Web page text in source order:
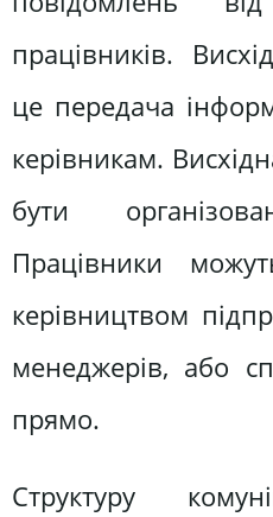
працівників.
це передача
керівникам.
бути
Працівники
керівництвом
менеджерів, або
прямо.
Структуру